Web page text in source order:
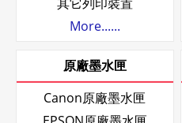
More......
原廠墨水匣
Canon原廠墨水匣